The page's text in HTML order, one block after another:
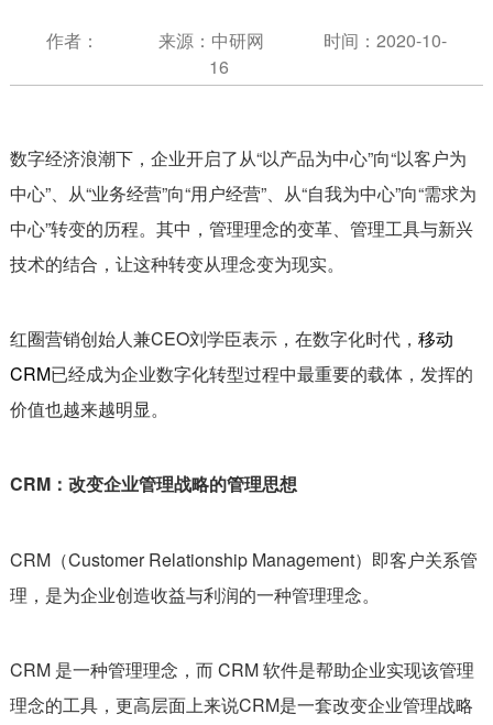
作者： 来源：中研网
时间：2020-10-
16
数字经济浪潮下，企业开启了从“以产品为中心”向“以客户为
中心”、从“业务经营”向“用户经营”、从“自我为中心”向“需求为
中心”转变的历程。其中，管理理念的变革、管理工具与新兴
技术的结合，让这种转变从理念变为现实。
红圈营销创始人兼CEO刘学臣表示，在数字化时代， 移动
CRM已经成为企业数字化转型过程中最重要的载体，发挥的
价值也越来越明显。
CRM：改变企业管理战略的管理思想
CRM（Customer Relationship Management）即客户关系管
理，是为企业创造收益与利润的一种管理理念。
CRM 是一种管理理念，而 CRM 软件是帮助企业实现该管理
理念的工具，更高层面上来说CRM是一套改变企业管理战略